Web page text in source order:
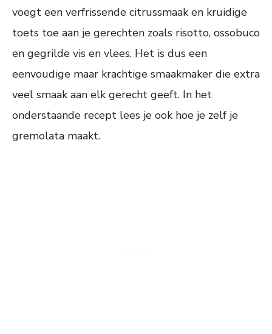
voegt een verfrissende citrussmaak en kruidige
toets toe aan je gerechten zoals risotto, ossobuco
en gegrilde vis en vlees. Het is dus een
eenvoudige maar krachtige smaakmaker die extra
veel smaak aan elk gerecht geeft. In het
onderstaande recept lees je ook hoe je zelf je
gremolata maakt.